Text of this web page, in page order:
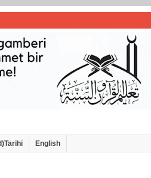
English